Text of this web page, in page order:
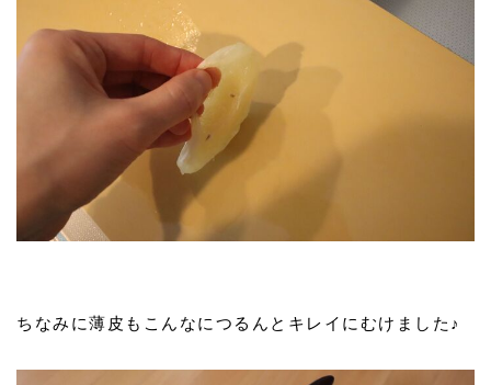
ちなみに薄皮もこんなにつるんとキレイにむけました♪